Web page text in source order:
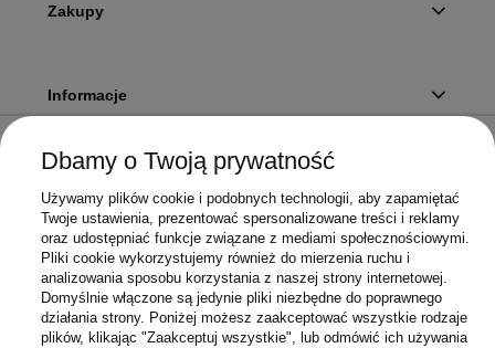
Zakupy
Informacje
Twoje konto
Sklep
Dbamy o Twoją prywatność
Używamy plików cookie i podobnych technologii, aby zapamiętać
Twoje ustawienia, prezentować spersonalizowane treści i reklamy
oraz udostępniać funkcje związane z mediami społecznościowymi.
Pliki cookie wykorzystujemy również do mierzenia ruchu i
analizowania sposobu korzystania z naszej strony internetowej.
Domyślnie włączone są jedynie pliki niezbędne do poprawnego
działania strony. Poniżej możesz zaakceptować wszystkie rodzaje
plików, klikając "Zaakceptuj wszystkie", lub odmówić ich używania